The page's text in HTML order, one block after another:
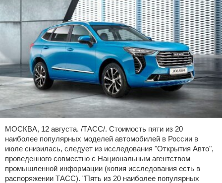
МОСКВА, 12 августа. /ТАСС/. Стоимость пяти из 20
наиболее популярных моделей автомобилей в России в
июле снизилась, следует из исследования "Открытия Авто",
проведенного совместно с Национальным агентством
промышленной информации (копия исследования есть в
распоряжении ТАСС). "Пять из 20 наиболее популярных